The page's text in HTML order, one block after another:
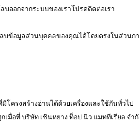
ออกจากระบบของเราโปรดติดต่อเรา
บข้อมูลส่วนบุคคลของคุณได้โดยตรงในส่วน
ครงสร้างอ่านได้ด้วยเครื่องและใช้กันทั่วไป
อที่ บริษัท เชินหยาง ท็อป นิว แมททีเรียล จำ